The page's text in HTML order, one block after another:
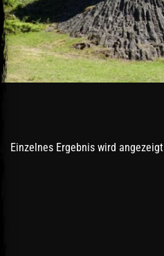
Einzelnes Ergebnis wird angezeigt